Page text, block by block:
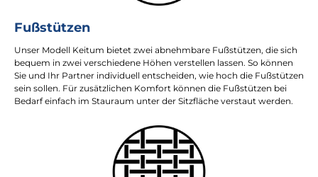
Fußstützen
Unser Modell Keitum bietet zwei abnehmbare Fußstützen, die sich
bequem in zwei verschiedene Höhen verstellen lassen. So können
Sie und Ihr Partner individuell entscheiden, wie hoch die Fußstützen
sein sollen. Für zusätzlichen Komfort können die Fußstützen bei
Bedarf einfach im Stauraum unter der Sitzfläche verstaut werden.